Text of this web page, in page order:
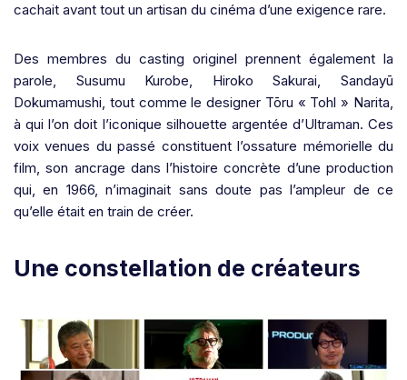
cachait avant tout un artisan du cinéma d’une exigence rare.
Des membres du casting originel prennent également la
parole, Susumu Kurobe, Hiroko Sakurai, Sandayū
Dokumamushi, tout comme le designer Tōru « Tohl » Narita,
à qui l’on doit l’iconique silhouette argentée d’Ultraman. Ces
voix venues du passé constituent l’ossature mémorielle du
film, son ancrage dans l’histoire concrète d’une production
qui, en 1966, n’imaginait sans doute pas l’ampleur de ce
qu’elle était en train de créer.
Une constellation de créateurs